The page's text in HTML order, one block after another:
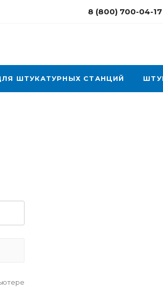
8 (800) 700-04-17
ШТУКАТУРНЫХ СТАНЦИЙ